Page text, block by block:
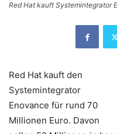
Red Hat kauft Systemintegrator
Red Hat kauft den
Systemintegrator
Enovance für rund 70
Millionen Euro. Davon